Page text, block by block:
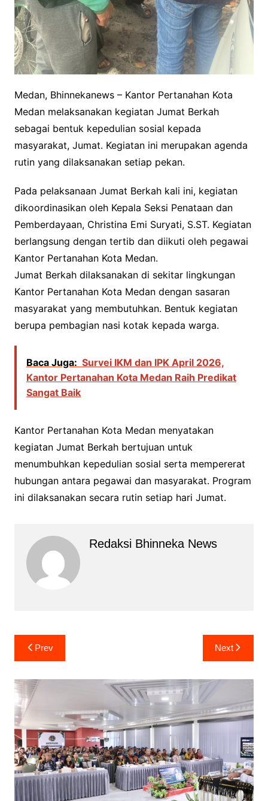
Medan, Bhinnekanews – Kantor Pertanahan Kota
Medan melaksanakan kegiatan Jumat Berkah
sebagai bentuk kepedulian sosial kepada
masyarakat, Jumat. Kegiatan ini merupakan agenda
rutin yang dilaksanakan setiap pekan.
Pada pelaksanaan Jumat Berkah kali ini, kegiatan
dikoordinasikan oleh Kepala Seksi Penataan dan
Pemberdayaan, Christina Emi Suryati, S.ST. Kegiatan
berlangsung dengan tertib dan diikuti oleh pegawai
Kantor Pertanahan Kota Medan.
Jumat Berkah dilaksanakan di sekitar lingkungan
Kantor Pertanahan Kota Medan dengan sasaran
masyarakat yang membutuhkan. Bentuk kegiatan
berupa pembagian nasi kotak kepada warga.
Baca Juga: Survei IKM dan IPK April 2026,
Kantor Pertanahan Kota Medan Raih Predikat
Sangat Baik
Kantor Pertanahan Kota Medan menyatakan
kegiatan Jumat Berkah bertujuan untuk
menumbuhkan kepedulian sosial serta mempererat
hubungan antara pegawai dan masyarakat. Program
ini dilaksanakan secara rutin setiap hari Jumat.
Redaksi Bhinneka News
Navigasi
pos
Prev Next